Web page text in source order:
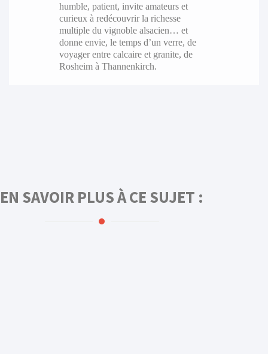
humble, patient, invite amateurs et
curieux à redécouvrir la richesse
multiple du vignoble alsacien… et
donne envie, le temps d’un verre, de
voyager entre calcaire et granite, de
Rosheim à Thannenkirch.
EN SAVOIR PLUS À CE SUJET :